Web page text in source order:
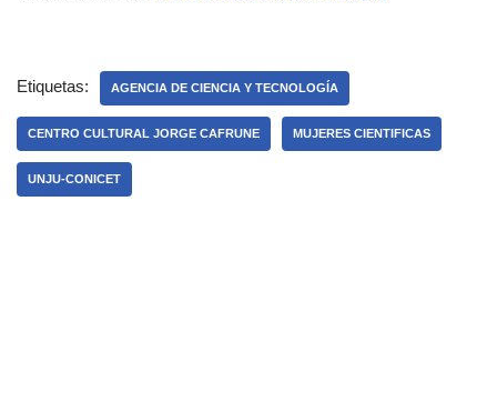
Etiquetas: AGENCIA DE CIENCIA Y TECNOLOGÍA
CENTRO CULTURAL JORGE CAFRUNE MUJERES CIENTIFICAS
UNJU-CONICET